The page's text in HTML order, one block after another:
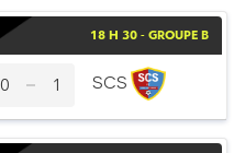
18 H 30 - GROUPE B
0 1 SCS